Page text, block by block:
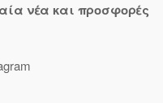
νέα και προσφορές